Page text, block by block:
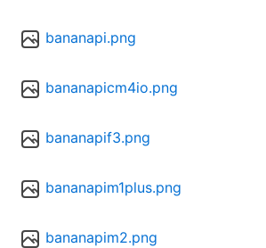
bananapi.png
bananapicm4io.png
bananapif3.png
bananapim1plus.png
bananapim2.png